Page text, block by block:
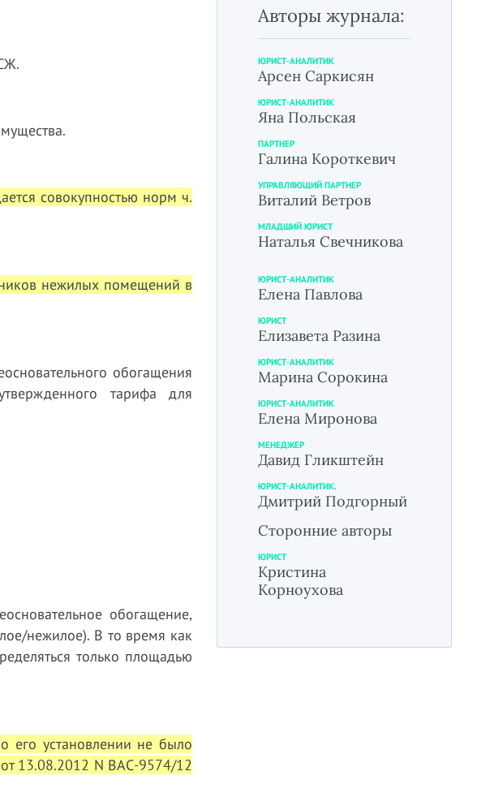
совокупностью норм ч.
нежилых помещений в
обогащения
тарифа для
обогащение,
нежилое). В то время как
только площадью
его установлении не было
13.08.2012 N ВАС-9574/12
Авторы журнала:
ЮРИСТ-АНАЛИТИК
Арсен Саркисян
ЮРИСТ-АНАЛИТИК
Яна Польская
ПАРТНЕР
Галина Короткевич
УПРАВЛЯЮЩИЙ ПАРТНЕР
Виталий Ветров
МЛАДШИЙ ЮРИСТ
Наталья Свечникова
ЮРИСТ-АНАЛИТИК
Елена Павлова
ЮРИСТ
Елизавета Разина
ЮРИСТ-АНАЛИТИК
Марина Сорокина
ЮРИСТ-АНАЛИТИК
Елена Миронова
МЕНЕДЖЕР
Давид Гликштейн
ЮРИСТ-АНАЛИТИК.
Дмитрий Подгорный
Сторонние авторы
ЮРИСТ
Кристина
Корноухова